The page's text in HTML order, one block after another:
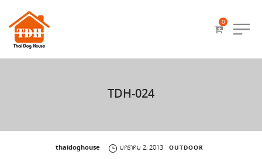
0
TDH-024
by
thaidoghouse มกราคม 2, 2013 OUTDOOR